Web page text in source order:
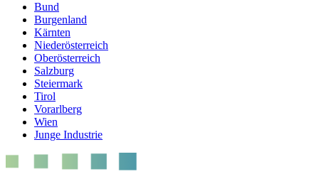
Bund
Burgenland
Kärnten
Niederösterreich
Oberösterreich
Salzburg
Steiermark
Tirol
Vorarlberg
Wien
Junge Industrie